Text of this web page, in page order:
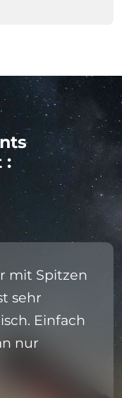
:
mit Spitzen
sehr
Einfach
nur